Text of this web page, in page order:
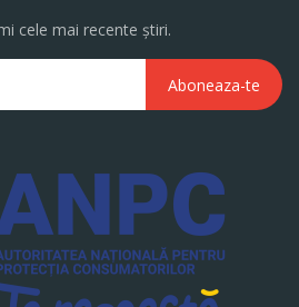
cele mai recente știri.
Aboneaza-te